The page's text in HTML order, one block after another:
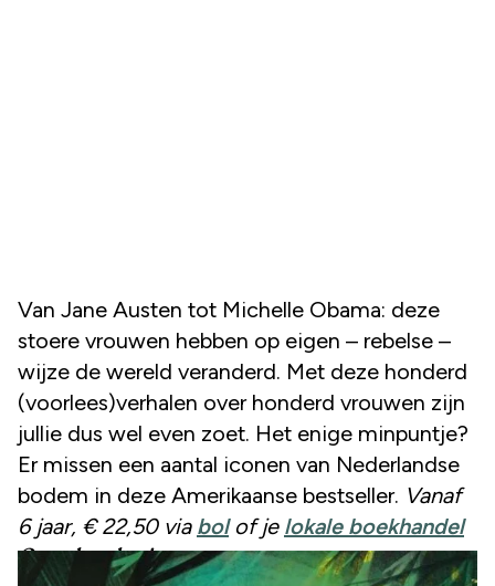
Van Jane Austen tot Michelle Obama: deze
stoere vrouwen hebben op eigen – rebelse –
wijze de wereld veranderd. Met deze honderd
(voorlees)verhalen over honderd vrouwen zijn
jullie dus wel even zoet. Het enige minpuntje?
Er missen een aantal iconen van Nederlandse
bodem in deze Amerikaanse bestseller. Vanaf
6 jaar, € 22,50 via bolof je lokale boekhandel
Coco kan het!